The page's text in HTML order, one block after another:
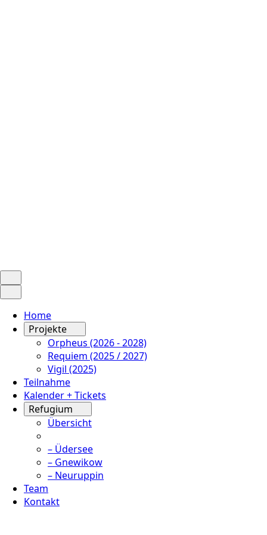
Home
Projekte
Orpheus (2026 - 2028)
Requiem (2025 / 2027)
Vigil (2025)
Teilnahme
Kalender + Tickets
Refugium
Übersicht
– Üdersee
– Gnewikow
– Neuruppin
Team
Kontakt